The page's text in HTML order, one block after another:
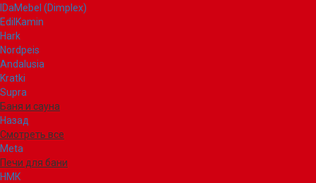
IDaMebel (Dimplex)
EdilKamin
Hark
Nordpeis
Andalusia
Kratki
Supra
Баня и сауна
Назад
Смотреть все
Meta
Печи для бани
НМК